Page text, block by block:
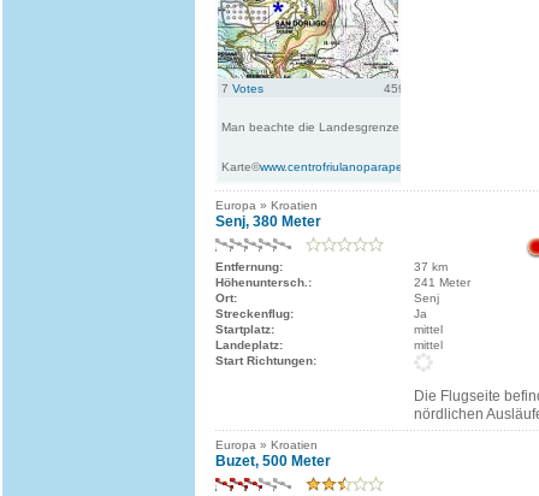
7 Votes 4599
Man beachte die Landesgrenze IT-SI !
Karte©www.centrofriulanoparapendio.it
Europa » Kroatien
Senj, 380 Meter
Entfernung:
37 km
Höhenuntersch.:
241 Meter
Ort:
Senj
Streckenflug:
Ja
Startplatz:
mittel
Landeplatz:
mittel
Start Richtungen:
Die Flugseite
nördlichen
Europa » Kroatien
Buzet, 500 Meter